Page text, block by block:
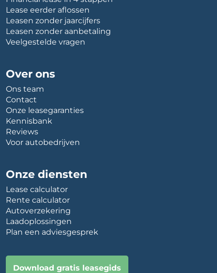
Lease eerder aflossen
Leasen zonder jaarcijfers
Leasen zonder aanbetaling
Veelgestelde vragen
Over ons
Ons team
Contact
Onze leasegaranties
Kennisbank
Reviews
Voor autobedrijven
Onze diensten
Lease calculator
Rente calculator
Autoverzekering
Laadoplossingen
Plan een adviesgesprek
Download gratis leasegids